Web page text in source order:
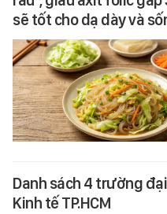
sẽ tốt cho dạ dày và
Danh sách 4 trường
Kinh tế TP.HCM